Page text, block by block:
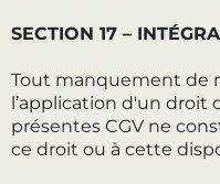
SECTION 17 –
Tout manquement de
l’application d'un
présentes CGV ne
ce droit ou à cette